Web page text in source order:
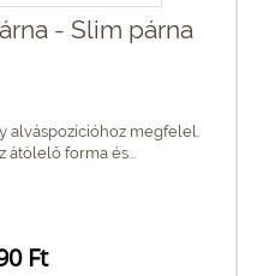
- Slim párna
alváspozícióhoz megfelel.
átölelő forma és...
Ft